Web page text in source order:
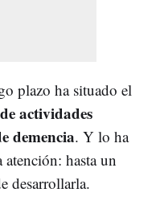
plazo ha situado el
actividades
demencia. Y lo ha
hasta un
desarrollarla.